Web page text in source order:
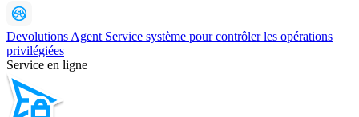
Devolutions Agent Service système pour contrôler les opérations
privilégiées
Service en ligne